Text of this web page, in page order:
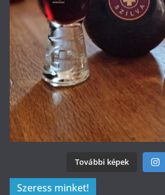
További képek
Szeress minket!